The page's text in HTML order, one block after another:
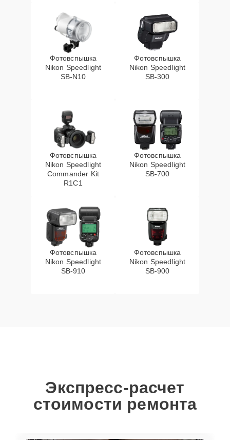
Фотовспышка
Nikon Speedlight
SB-N10
Фотовспышка
Nikon Speedlight
SB-300
Фотовспышка
Nikon Speedlight
Commander Kit
R1C1
Фотовспышка
Nikon Speedlight
SB-700
Фотовспышка
Nikon Speedlight
SB-910
Фотовспышка
Nikon Speedlight
SB-900
Экспресс-расчет
стоимости ремонта